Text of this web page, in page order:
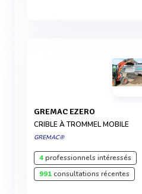
GREMAC EZERO
CRIBLE À TROMMEL MOBILE
GREMAC®
4professionnels intéressés
991consultations récentes